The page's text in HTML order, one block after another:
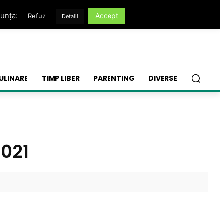
TIMP LIBER PARENTING DIVERSE
Refuz Detalii Accept